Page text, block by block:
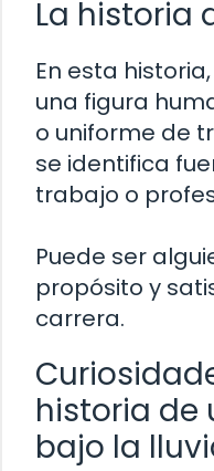
La historia
En esta
una figura
o uniforme de
se identifica
trabajo o
Puede ser
propósito y
carrera.
historia de
bajo la